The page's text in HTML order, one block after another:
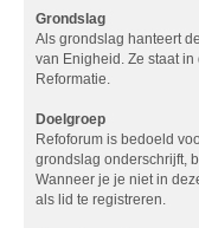
Grondslag
Als grondslag hanteert
van Enigheid. Ze staat
Reformatie.
Doelgroep
Refoforum is bedoeld
grondslag onderschrijft,
Wanneer je je niet in
als lid te registreren.